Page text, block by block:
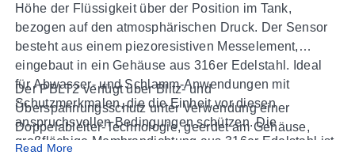
Höhe der Flüssigkeit über der Position im Tank,
bezogen auf den atmosphärischen Druck. Der Sensor
besteht aus einem piezoresistiven Messelement,
eingebaut in ein Gehäuse aus 316er Edelstahl. Ideal
für Abwasser- und Schlamm-Anwendungen mit
Schutzmerkmalen, die die Einheit vor diesen
anspruchsvollen Bedingungen schützen. Die
großflächige Membrandichtung aus 316er Edelstahl ist
Der PBLT2 verfügt über Blitz- und
Überspannungsschutz unter Verwendung einer
Doppelableiter-Technologie, geerdet am Gehäuse,
wodurch sowohl Versorgungsspannungsspitzen als
Read More